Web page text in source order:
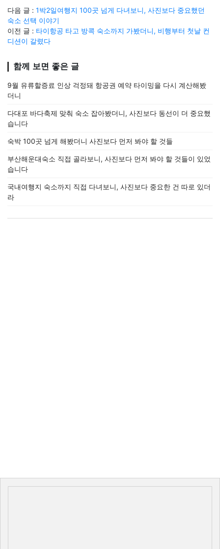
다음 글 : 1박2일여행지 100곳 넘게 다녀보니, 사진보다 중요했던
숙소 선택 이야기
이전 글 : 타이항공 타고 방콕 숙소까지 가봤더니, 비행부터 첫날 컨
디션이 갈렸다
함께 보면 좋은 글
9월 유류할증료 인상 걱정돼 항공권 예약 타이밍을 다시 계산해봤
더니
다대포 바다축제 맞춰 숙소 잡아봤더니, 사진보다 동선이 더 중요했
습니다
숙박 100곳 넘게 해봤더니 사진보다 먼저 봐야 할 것들
부산해운대숙소 직접 골라보니, 사진보다 먼저 봐야 할 것들이 있었
습니다
국내여행지 숙소까지 직접 다녀보니, 사진보다 중요한 건 따로 있더
라